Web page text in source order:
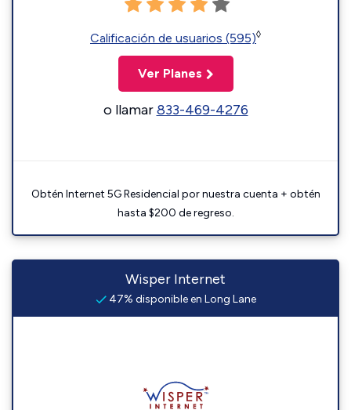
Calificación de usuarios (595)◊
Ver Planes
o llamar833-469-4276
Obtén Internet 5G Residencial por nuestra cuenta + obtén
hasta $200 de regreso.
Wisper Internet
47% disponible en Long Lane